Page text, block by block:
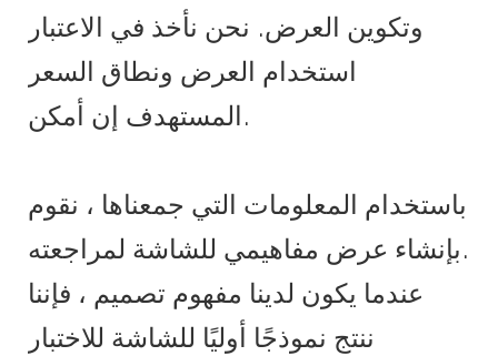
وتكوين العرض. نحن نأخذ في الاعتبار
استخدام العرض ونطاق السعر
المستهدف إن أمكن.
باستخدام المعلومات التي جمعناها ، نقوم
بإنشاء عرض مفاهيمي للشاشة لمراجعته.
عندما يكون لدينا مفهوم تصميم ، فإننا
ننتج نموذجًا أوليًا للشاشة للاختبار